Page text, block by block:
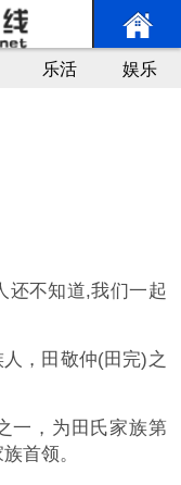
乐活 娱乐
还不知道,我们一起
，田敬仲(田完)之
一，为田氏家族第
首领。